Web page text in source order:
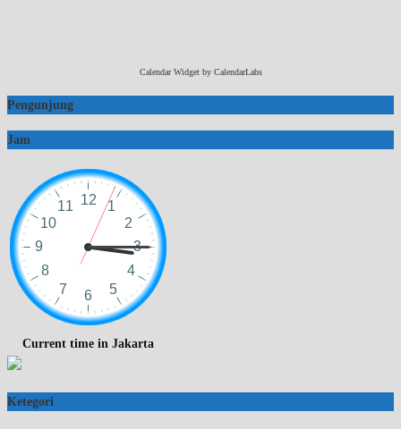
Calendar Widget by CalendarLabs
Pengunjung
Jam
Current time in Jakarta
Ketegori